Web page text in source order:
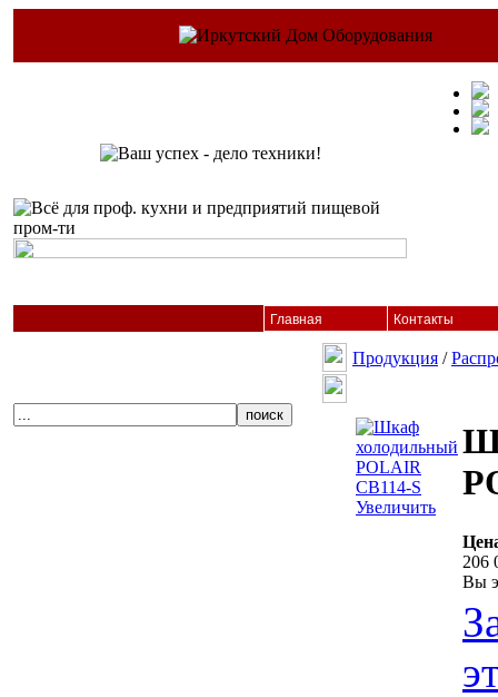
Главная Контакты
Продукция /
Увеличить
206
Вы